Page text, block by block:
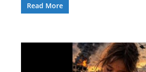
Read More